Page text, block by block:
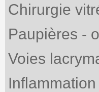
Chirurgie
Paupières -
Voies